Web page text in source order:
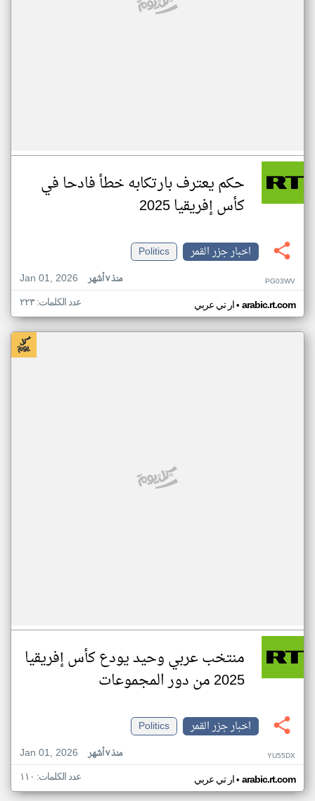
حكم يعترف بارتكابه خطأ فادحا في
كأس إفريقيا 2025
اخبار جزر القمر
Politics
Jan 01, 2026
منذ ٧ أشهر PG03WV
ار تي عربي• arabic.rt.com عدد الكلمات: ٢٢٣
منتخب عربي وحيد يودع كأس إفريقيا
2025 من دور المجموعات
اخبار جزر القمر
Politics
Jan 01, 2026
منذ ٧ أشهر YU55DX
ار تي عربي• arabic.rt.com عدد الكلمات: ١١٠